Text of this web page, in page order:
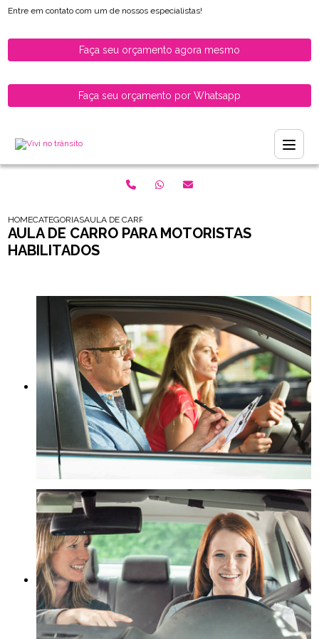
Entre em contato com um de nossos especialistas!
Faça seu orçamento agora mesmo
Faça seu orçamento por Whatsapp
HOMECATEGORIASAULA DE CARRO PARA MOTORISTAS HABILITADOS
AULA DE CARRO PARA MOTORISTAS
HABILITADOS